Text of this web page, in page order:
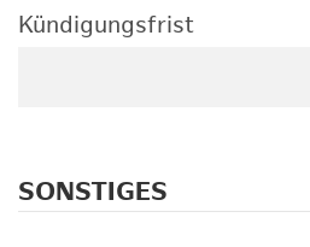
Kündigungsfrist
SONSTIGES